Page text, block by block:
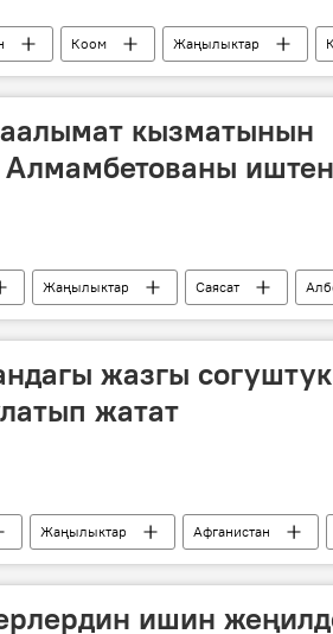
Коом Жаңылыктар
тагдыр
кызматынын
Алмамбетованы иштен
Жаңылыктар Саясат
мэриясы
жазгы согуштук
жатат
Жаңылыктар Афганистан
ишин